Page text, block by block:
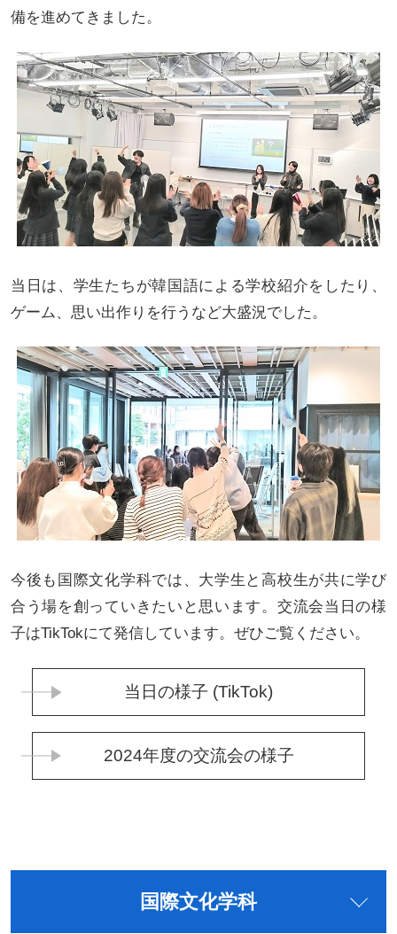
備を進めてきました。
当日は、学生たちが韓国語による学校紹介をしたり、
ゲーム、思い出作りを行うなど大盛況でした。
今後も国際文化学科では、大学生と高校生が共に学び
合う場を創っていきたいと思います。交流会当日の様
子はTikTokにて発信しています。ぜひご覧ください。
当日の様子 (TikTok)
2024年度の交流会の様子
国際文化学科